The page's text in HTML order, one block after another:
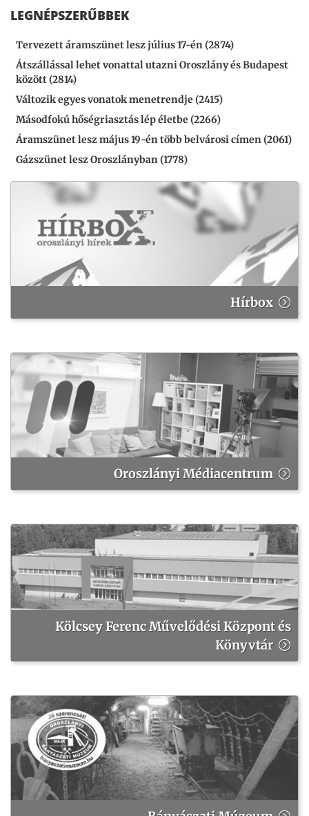
LEGNÉPSZERŰBBEK
Tervezett áramszünet lesz július 17-én (2874)
Átszállással lehet vonattal utazni Oroszlány és Budapest
között (2814)
Változik egyes vonatok menetrendje (2415)
Másodfokú hőségriasztás lép életbe (2266)
Áramszünet lesz május 19-én több belvárosi címen (2061)
Gázszünet lesz Oroszlányban (1778)
Hírbox
Oroszlányi Médiacentrum
Kölcsey Ferenc Művelődési Központ és
Könyvtár